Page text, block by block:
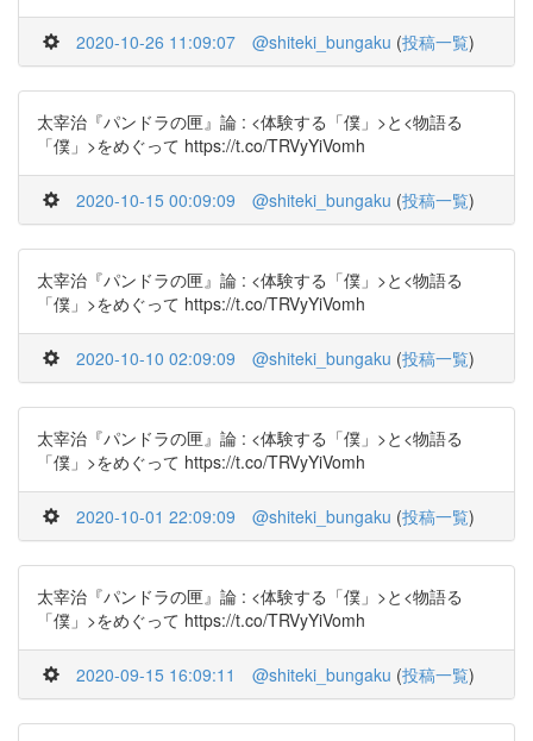
2020-10-26 11:09:07 @shiteki_bungaku (投稿一覧)
太宰治『パンドラの匣』論 : <体験する「僕」>と<物語る
「僕」>をめぐって https://t.co/TRVyYiVomh
2020-10-15 00:09:09 @shiteki_bungaku (投稿一覧)
太宰治『パンドラの匣』論 : <体験する「僕」>と<物語る
「僕」>をめぐって https://t.co/TRVyYiVomh
2020-10-10 02:09:09 @shiteki_bungaku (投稿一覧)
太宰治『パンドラの匣』論 : <体験する「僕」>と<物語る
「僕」>をめぐって https://t.co/TRVyYiVomh
2020-10-01 22:09:09 @shiteki_bungaku (投稿一覧)
太宰治『パンドラの匣』論 : <体験する「僕」>と<物語る
「僕」>をめぐって https://t.co/TRVyYiVomh
2020-09-15 16:09:11 @shiteki_bungaku (投稿一覧)